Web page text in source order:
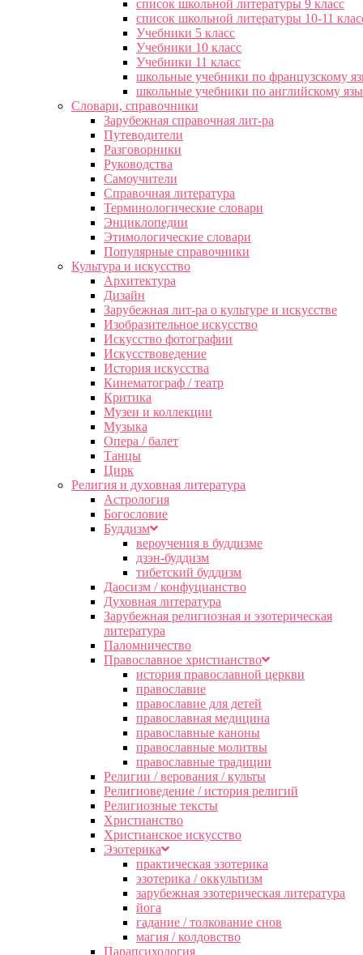
список школьной литературы 9 класс
список школьной литературы 10-11
Учебники 5 класс
Учебники 10 класс
Учебники 11 класс
школьные учебники по французскому
школьные учебники по английскому
Словари, справочники
Зарубежная справочная лит-ра
Путеводители
Разговорники
Руководства
Самоучители
Справочная литература
Терминологические словари
Энциклопедии
Этимологические словари
Популярные справочники
Культура и искусство
Архитектура
Дизайн
Зарубежная лит-ра о культуре и искусстве
Изобразительное искусство
Искусство фотографии
Искусствоведение
История искусства
Кинематограф / театр
Критика
Музеи и коллекции
Музыка
Опера / балет
Танцы
Цирк
Религия и духовная литература
Астрология
Богословие
Буддизм
вероучения в буддизме
дзэн-буддизм
тибетский буддизм
Даосизм / конфуцианство
Духовная литература
Зарубежная религиозная и эзотерическая
литература
Паломничество
Православное христианство
история православной церкви
православие
православие для детей
православная медицина
православные каноны
православные молитвы
православные традиции
Религии / верования / культы
Религиоведение / история религий
Религиозные тексты
Христианство
Христианское искусство
Эзотерика
практическая эзотерика
эзотерика / оккультизм
зарубежная эзотерическая литература
йога
гадание / толкование снов
магия / колдовство
Парапсихология